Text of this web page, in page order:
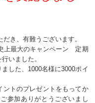
き、有難うございます。
上最大のキャンペーン 定期
いました。
した、1000名様に3000ポイ
ントのプレゼントをもってか
参加ありがとうございまし